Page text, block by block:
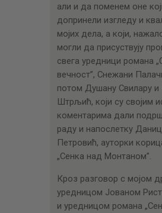
али и да поменем оне
допринели изгледу и
мојих дела, а који,
могли да присуствују
свега уредници романа
вечност”, Снежани
потом Душану Свилару и
Штрљић, који су својим
коментарима дали
раду и напослетку
Петровић, ауторки
„Сенка над Монтаном”.
Кроз разговор с мојом
уредницом Јованом
и уредницом романа